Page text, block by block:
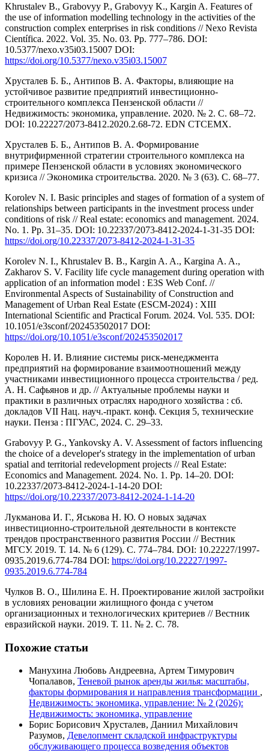
Khrustalev B., Grabovуy P., Grabovуy K., Kargin A. Features of
the use of information modelling technology in the activities of the
construction complex enterprises in risk conditions // Nexo Revista
Científica. 2022. Vol. 35. No. 03. Pp. 777–786. DOI:
10.5377/nexo.v35i03.15007 DOI:
https://doi.org/10.5377/nexo.v35i03.15007
Хрусталев Б. Б., Антипов В. А. Факторы, влияющие на
устойчивое развитие предприятий инвестиционно-
строительного комплекса Пензенской области //
Недвижимость: экономика, управление. 2020. № 2. С. 68–72.
DOI: 10.22227/2073-8412.2020.2.68-72. EDN CTCEMX.
Хрусталев Б. Б., Антипов В. А. Формирование
внутрифирменной стратегии строительного комплекса на
примере Пензенской области в условиях экономического
кризиса // Экономика строительства. 2020. № 3 (63). С. 68–77.
Korolev N. I. Basic principles and stages of formation of a system of
relationships between participants in the investment process under
conditions of risk // Real estate: economics and management. 2024.
No. 1. Pp. 31–35. DOI: 10.22337/2073-8412-2024-1-31-35 DOI:
https://doi.org/10.22337/2073-8412-2024-1-31-35
Korolev N. I., Khrustalev B. B., Kargin A. A., Karginа A. A.,
Zakharov S. V. Facility life cycle management during operation with
application of an information model : E3S Web Conf. //
Environmental Aspects of Sustainability of Construction and
Management of Urban Real Estate (ESCM-2024) : XIII
International Scientific and Practical Forum. 2024. Vol. 535. DOI:
10.1051/e3sconf/202453502017 DOI:
https://doi.org/10.1051/e3sconf/202453502017
Королев Н. И. Влияние системы риск-менеджмента
предприятий на формирование взаимоотношений между
участниками инвестиционного процесса строительства / ред.
А. Н. Сафьянов и др. // Актуальные проблемы науки и
практики в различных отраслях народного хозяйства : сб.
докладов VII Нац. науч.-практ. конф. Секция 5, технические
науки. Пенза : ПГУАС, 2024. С. 29–33.
Grabovyу P. G., Yankovsky A. V. Assessment of factors influencing
the choice of a developer's strategy in the implementation of urban
spatial and territorial redevelopment projects // Real Estate:
Economics and Management. 2024. No. 1. Рр. 14–20. DOI:
10.22337/2073-8412-2024-1-14-20 DOI:
https://doi.org/10.22337/2073-8412-2024-1-14-20
Лукманова И. Г., Яськова Н. Ю. О новых задачах
инвестиционно-строительной деятельности в контексте
трендов пространственного развития России // Вестник
МГСУ. 2019. Т. 14. № 6 (129). С. 774–784. DOI: 10.22227/1997-
0935.2019.6.774-784 DOI: https://doi.org/10.22227/1997-
0935.2019.6.774-784
Чулков В. О., Шилина Е. Н. Проектирование жилой застройки
в условиях реновации жилищного фонда с учетом
организационных и технологических критериев // Вестник
евразийской науки. 2019. Т. 11. № 2. С. 78.
Похожие статьи
Манухина Любовь Андреевна, Артем Тимурович
Чопалавов, Теневой рынок аренды жилья: масштабы,
факторы формирования и направления трансформации ,
Недвижимость: экономика, управление: № 2 (2026):
Недвижимость: экономика, управление
Борис Борисович Хрусталев, Даниил Михайлович
Разумов, Девелопмент складской инфраструктуры
обслуживающего процесса возведения объектов